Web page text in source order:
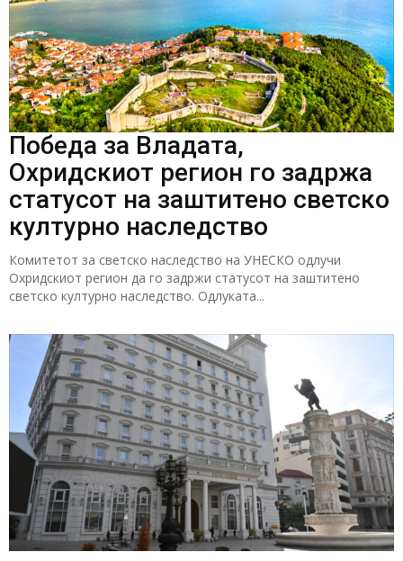
Победа за Владата,
Охридскиот регион го задржа
статусот на заштитено светско
културно наследство
Комитетот за светско наследство на УНЕСКО одлучи
Охридскиот регион да го задржи статусот на заштитено
светско културно наследство. Одлуката...